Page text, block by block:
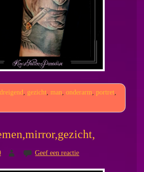
dreigend gezicht, man onderarm portret,
Geef een reactie